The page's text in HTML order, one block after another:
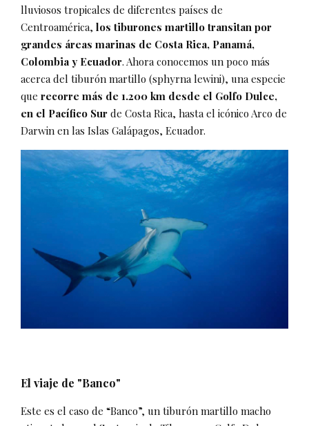
lluviosos tropicales de diferentes países de
Centroamérica, los tiburones martillo transitan por
grandes áreas marinas de Costa Rica, Panamá,
Colombia y Ecuador. Ahora conocemos un poco más
acerca del tiburón martillo (sphyrna lewini), una especie
que recorre más de 1.200 km desde el Golfo Dulce,
en el Pacífico Sur de Costa Rica, hasta el icónico Arco de
Darwin en las Islas Galápagos, Ecuador.
El viaje de "Banco"
Este es el caso de “Banco”, un tiburón martillo macho